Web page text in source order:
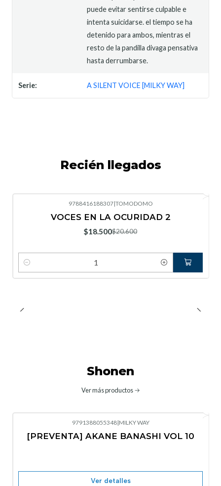
puede evitar sentirse culpable e
intenta suicidarse. el tiempo se ha
detenido para ambos, mientras el
resto de la pandilla divaga pensativa
hasta derrumbarse.
Serie: A SILENT VOICE [MILKY WAY]
Recién llegados
9788416188307|TOMODOMO
VOCES EN LA OCURIDAD 2
$18.500$20.600
Cantidad
Shonen
Ver más productos
No disponible
9791388055348|MILKY WAY
[PREVENTA] AKANE BANASHI VOL 10
Ver detalles